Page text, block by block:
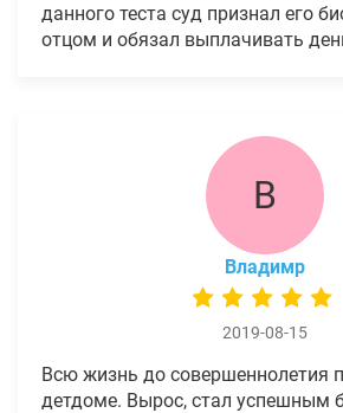
данного теста суд признал его
отцом и обязал выплачивать
В
Владимр
2019-08-15
Всю жизнь до совершеннолетия
детдоме. Вырос, стал успешным